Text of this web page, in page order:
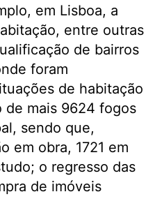
em Lisboa, a
entre outras
de bairros
foram
de habitação
de mais 9624 fogos
sendo que,
em obra, 1721 em
o regresso das
de imóveis